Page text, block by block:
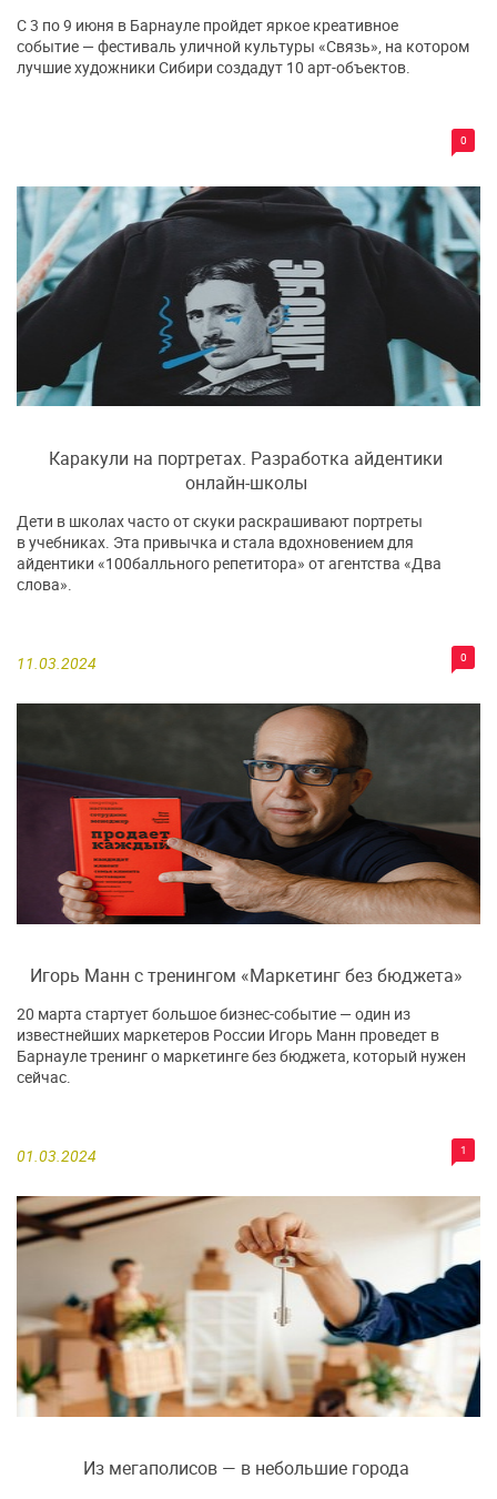
0
С 3 по 9 июня в Барнауле пройдет яркое креативное
событие — фестиваль уличной культуры «Связь», на котором
лучшие художники Сибири создадут 10 арт-объектов.
Каракули на портретах. Разработка айдентики
онлайн-школы
11.03.2024 0
Дети в школах часто от скуки раскрашивают портреты
в учебниках. Эта привычка и стала вдохновением для
айдентики «100балльного репетитора» от агентства «Два
слова».
Игорь Манн с тренингом «Маркетинг без бюджета»
01.03.2024 1
20 марта стартует большое бизнес-событие — один из
известнейших маркетеров России Игорь Манн проведет в
Барнауле тренинг о маркетинге без бюджета, который нужен
сейчас.
Из мегаполисов — в небольшие города